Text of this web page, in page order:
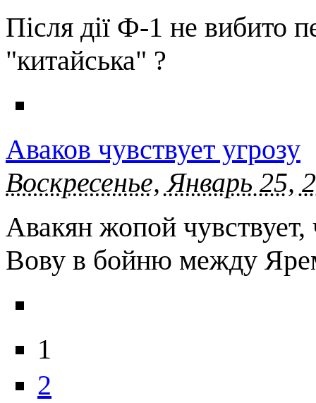
Після дії Ф-1 не вибито
"китайська" ?
Аваков чувствует угрозу
Воскресенье, Январь 25,
Авакян жопой
Вову в бойню между
1
2